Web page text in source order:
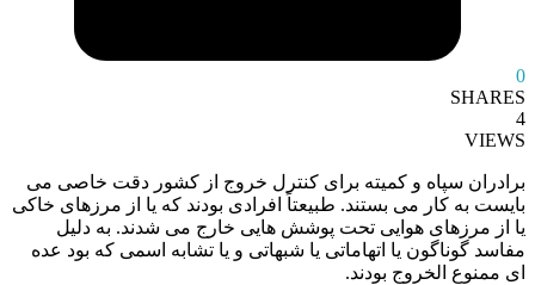
0
SHARES
4
VIEWS
برادران سپاه و کمیته برای کنترل خروج از کشور دقت خاصی می
بایست به کار می بستند. طبیعتاً افرادی بودند که یا از مرزهای خاکی
یا از مرزهای هوایی تحت پوشش هایی خارج می شدند. به دلیل
مفاسد گوناگون یا اتهاماتی یا شبهاتی و یا تشابه اسمی که بود عده
ای ممنوع الخروج بودند.